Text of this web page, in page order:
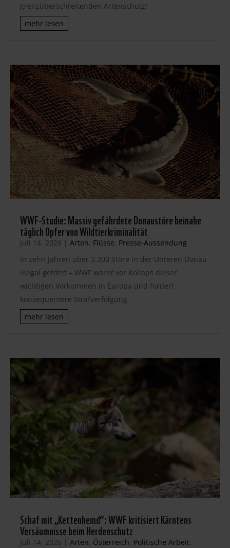
grenzüberschreitenden Artenschutz!
mehr lesen
WWF-Studie: Massiv gefährdete Donaustöre beinahe
täglich Opfer von Wildtierkriminalität
Juli 14, 2026 | Arten, Flüsse, Presse-Aussendung
In zehn Jahren über 3.300 Störe in der Unteren Donau
illegal getötet – WWF warnt vor Kollaps dieser
wichtigen Vorkommen in Europa und fordert
konsequentere Strafverfolgung
mehr lesen
Schaf mit „Kettenhemd“: WWF kritisiert Kärntens
Versäumnisse beim Herdenschutz
Juli 14, 2026 | Arten, Österreich, Politische Arbeit,